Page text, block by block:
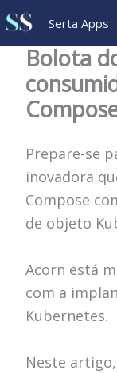
Ir
para
conteúdo
Serta Apps
Bolota
Prepare-se
inovadora
Compose
de objeto
Acorn está
com a
Kubernetes.
Neste